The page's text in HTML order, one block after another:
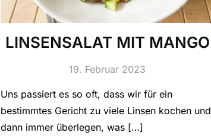
LINSENSALAT MIT MANGO
19. Februar 2023
Uns passiert es so oft, dass wir für ein
bestimmtes Gericht zu viele Linsen kochen und
dann immer überlegen, was […]